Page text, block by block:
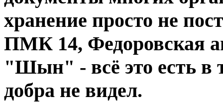
хранение просто не
ПМК 14, Федоровская
"Шын" - всё это есть в
добра не видел.